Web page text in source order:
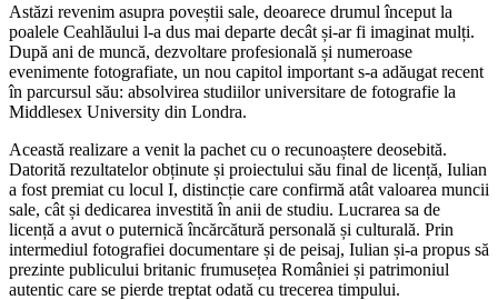
Astăzi revenim asupra poveștii sale, deoarece drumul început la
poalele Ceahlăului l-a dus mai departe decât și-ar fi imaginat mulți.
După ani de muncă, dezvoltare profesională și numeroase
evenimente fotografiate, un nou capitol important s-a adăugat recent
în parcursul său: absolvirea studiilor universitare de fotografie la
Middlesex University din Londra.
Această realizare a venit la pachet cu o recunoaștere deosebită.
Datorită rezultatelor obținute și proiectului său final de licență, Iulian
a fost premiat cu locul I, distincție care confirmă atât valoarea muncii
sale, cât și dedicarea investită în anii de studiu. Lucrarea sa de
licență a avut o puternică încărcătură personală și culturală. Prin
intermediul fotografiei documentare și de peisaj, Iulian și-a propus să
prezinte publicului britanic frumusețea României și patrimoniul
autentic care se pierde treptat odată cu trecerea timpului.